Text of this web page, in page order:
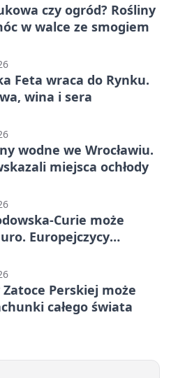
czy ogród? Rośliny
w walce ze smogiem
Feta wraca do Rynku.
wina i sera
wodne we Wrocławiu.
miejsca ochłody
Curie może
Europejczycy
Perskiej może
całego świata